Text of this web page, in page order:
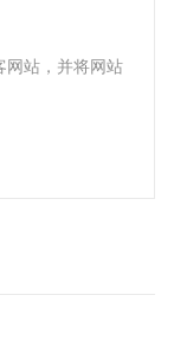
网站，并将网站